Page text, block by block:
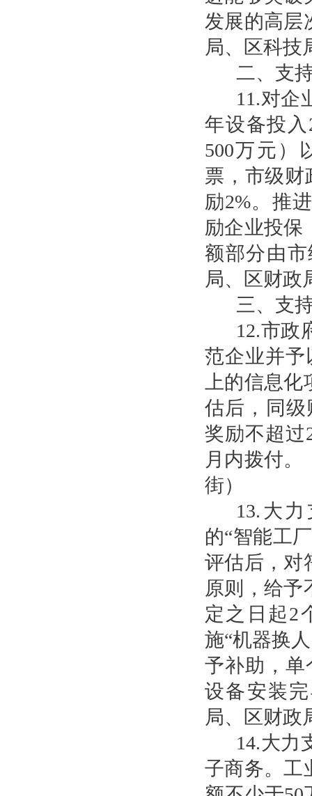
发展的高层
局、区科技
二、支
11.对企
年设备投
500万元）
票，市级财
励2%。推
励企业投保
额部分由
局、区财政
三、支
12.市政
范企业并予
上的信息
估后，同级
奖励不超过
月内拨付
街）
13.大
的“智能工
评估后，对
原则，给予
定之日起2
施“机器换
予补助，单
设备安装
局、区财政
14.大力
子商务。工